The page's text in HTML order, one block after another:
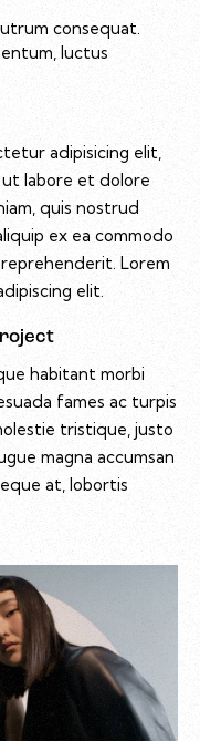
consequat.
luctus
adipisicing elit,
labore et dolore
quis nostrud
ex ea commodo
Lorem
elit.
habitant morbi
fames ac turpis
tristique, justo
magna accumsan
at, lobortis